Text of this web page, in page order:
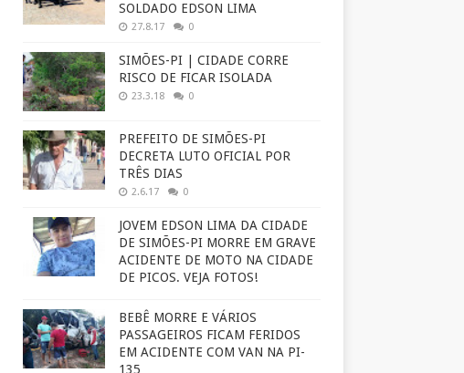
SOLDADO EDSON LIMA
27.8.17 0
SIMÕES-PI | CIDADE CORRE
RISCO DE FICAR ISOLADA
23.3.18 0
PREFEITO DE SIMÕES-PI
DECRETA LUTO OFICIAL POR
TRÊS DIAS
2.6.17 0
JOVEM EDSON LIMA DA CIDADE
DE SIMÕES-PI MORRE EM GRAVE
ACIDENTE DE MOTO NA CIDADE
DE PICOS. VEJA FOTOS!
BEBÊ MORRE E VÁRIOS
PASSAGEIROS FICAM FERIDOS
EM ACIDENTE COM VAN NA PI-
135